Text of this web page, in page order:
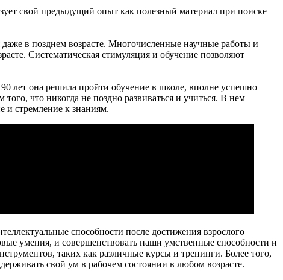
свой предыдущий опыт как полезный материал при поиске
в позднем возрасте. Многочисленные научные работы и
Систематическая стимуляция и обучение позволяют
лет она решила пройти обучение в школе, вполне успешно
что никогда не поздно развиваться и учиться. В нем
и стремление к знаниям.
способности после достижения взрослого
умения, и совершенствовать наши умственные способности и
таких как различные курсы и тренинги. Более того,
свой ум в рабочем состоянии в любом возрасте.